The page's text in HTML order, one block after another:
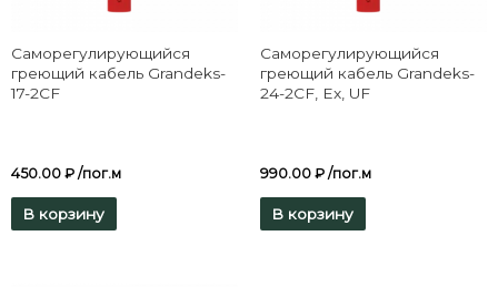
Саморегулирующийся
греющий кабель Grandeks-
17-2CF
450.00 ₽ /пог.м
В корзину
Саморегулирующийся
греющий кабель Grandeks-
24-2CF, Ex, UF
990.00 ₽ /пог.м
В корзину